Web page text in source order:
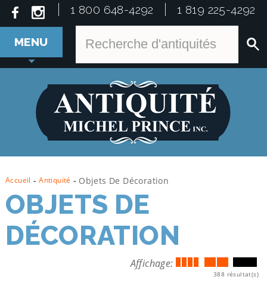
1 800 648-4292 1 819 225-4292
MENU
Accueil - Antiquité - Objets De Décoration
OBJETS DE
DÉCORATION
Affichage:
388 résultat(s)